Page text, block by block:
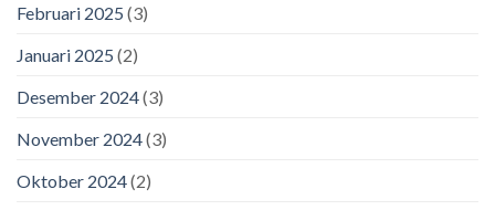
Februari 2025 (3)
Januari 2025 (2)
Desember 2024(3)
November 2024(3)
Oktober 2024(2)